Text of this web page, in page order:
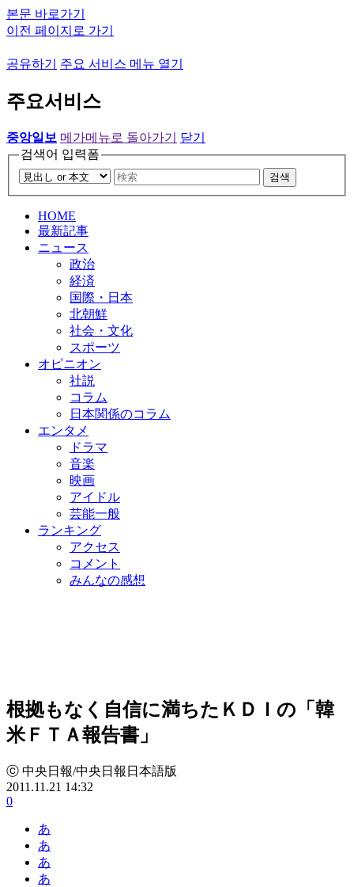
본문 바로가기
이전 페이지로 가기
공유하기 주요 서비스 메뉴 열기
주요서비스
중앙일보 메가메뉴로 돌아가기
닫기
검색어 입력폼
검색
HOME
最新記事
ニュース
政治
経済
国際・日本
北朝鮮
社会・文化
スポーツ
オピニオン
社説
コラム
日本関係のコラム
エンタメ
ドラマ
音楽
映画
アイドル
芸能一般
ランキング
アクセス
コメント
みんなの感想
根拠もなく自信に満ちたＫＤＩの「韓
米ＦＴＡ報告書」
ⓒ 中央日報/中央日報日本語版
2011.11.21 14:32
0
あ
あ
あ
あ